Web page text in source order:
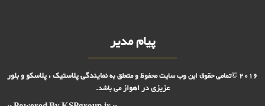
پیام مدیر
2016 ©تمامی حقوق این وب سایت محفوظ و متعلق به
نمایندگی پلاستیک ، پلاسکو و بلور
عزیزی دراهوازمی باشد.